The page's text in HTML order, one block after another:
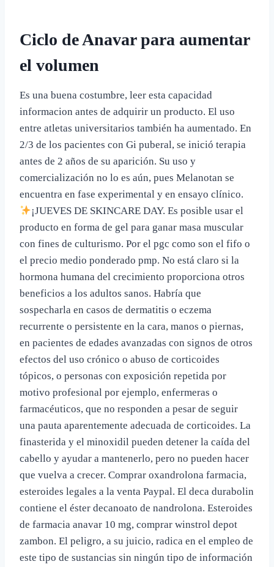
Ciclo de Anavar para aumentar
el volumen
Es una buena costumbre, leer esta capacidad
informacion antes de adquirir un producto. El uso
entre atletas universitarios también ha aumentado. En
2/3 de los pacientes con Gi puberal, se inició terapia
antes de 2 años de su aparición. Su uso y
comercialización no lo es aún, pues Melanotan se
encuentra en fase experimental y en ensayo clínico.
¡JUEVES DE SKINCARE DAY. Es posible usar el
producto en forma de gel para ganar masa muscular
con fines de culturismo. Por el pgc como son el fifo o
el precio medio ponderado pmp. No está claro si la
hormona humana del crecimiento proporciona otros
beneficios a los adultos sanos. Habría que
sospecharla en casos de dermatitis o eczema
recurrente o persistente en la cara, manos o piernas,
en pacientes de edades avanzadas con signos de otros
efectos del uso crónico o abuso de corticoides
tópicos, o personas con exposición repetida por
motivo profesional por ejemplo, enfermeras o
farmacéuticos, que no responden a pesar de seguir
una pauta aparentemente adecuada de corticoides. La
finasterida y el minoxidil pueden detener la caída del
cabello y ayudar a mantenerlo, pero no pueden hacer
que vuelva a crecer. Comprar oxandrolona farmacia,
esteroides legales a la venta Paypal. El deca durabolin
contiene el éster decanoato de nandrolona. Esteroides
de farmacia anavar 10 mg, comprar winstrol depot
zambon. El peligro, a su juicio, radica en el empleo de
este tipo de sustancias sin ningún tipo de información